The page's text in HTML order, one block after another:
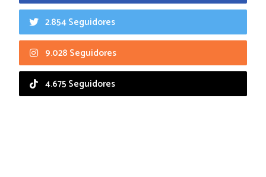
2.854 Seguidores
9.028 Seguidores
4.675 Seguidores